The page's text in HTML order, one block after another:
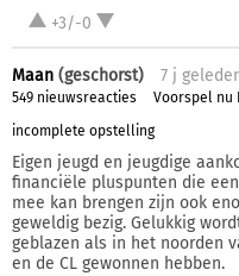
+3/-0
Maan (geschorst) 7 j
549 nieuwsreacties
Voorspel nu
incomplete opstelling
Eigen jeugd en jeugdige
financiële pluspunten die
mee kan brengen zijn ook
geweldig bezig. Gelukkig
geblazen als in het noorden
en de CL gewonnen hebben.